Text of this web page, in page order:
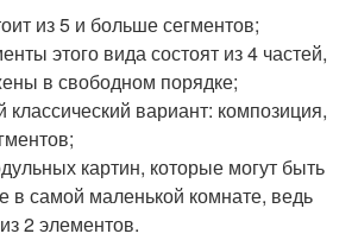
из 5 и больше сегментов;
этого вида состоят из 4 частей,
в свободном порядке;
вариант: композиция,
картин, которые могут быть
в самой маленькой комнате, ведь
2 элементов.